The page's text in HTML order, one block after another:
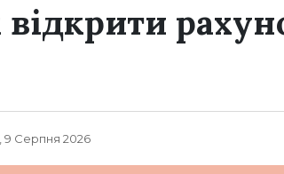
9 Серпня 2026